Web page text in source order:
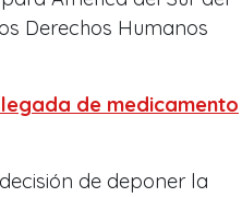
Derechos Humanos
de medicamento
de deponer la